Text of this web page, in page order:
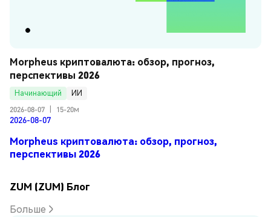
Morpheus криптовалюта: обзор, прогноз,
перспективы 2026
Начинающий
ИИ
2026-08-07
15-20м
2026-08-07
Morpheus криптовалюта: обзор, прогноз,
перспективы 2026
ZUM (ZUM) Блог
Больше